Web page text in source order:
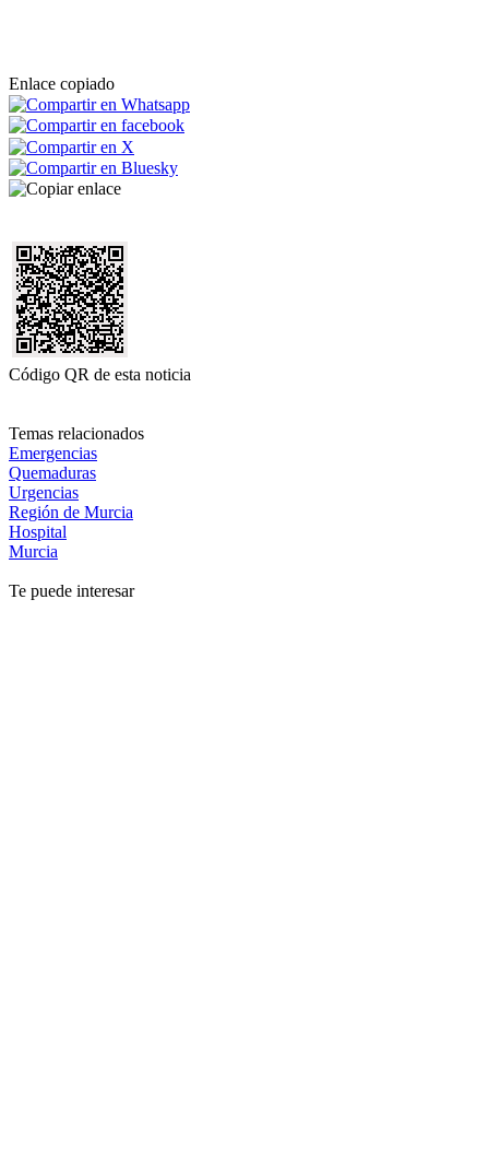
Enlace copiado
Código QR de esta noticia
Temas relacionados
Emergencias
Quemaduras
Urgencias
Región de Murcia
Hospital
Murcia
Te puede interesar